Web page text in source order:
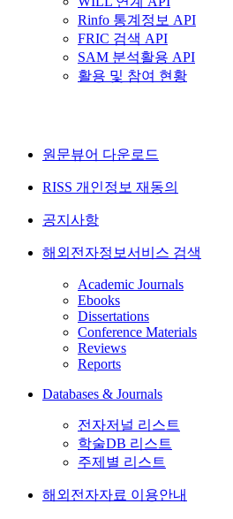
Rinfo 통계정보 API
FRIC 검색 API
SAM 분석활용 API
활용 및 참여 현황
원문뷰어 다운로드
RISS 개인정보 재동의
공지사항
해외전자정보서비스 검색
Academic Journals
Ebooks
Dissertations
Conference Materials
Reviews
Reports
Databases & Journals
전자저널 리스트
학술DB 리스트
주제별 리스트
해외전자자료 이용안내